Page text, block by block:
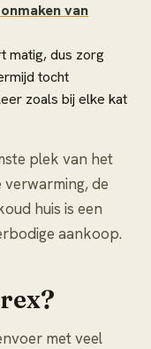
van
matig, dus zorg
tocht
zoals bij elke kat
plek van het
de
huis is een
aankoop.
met veel